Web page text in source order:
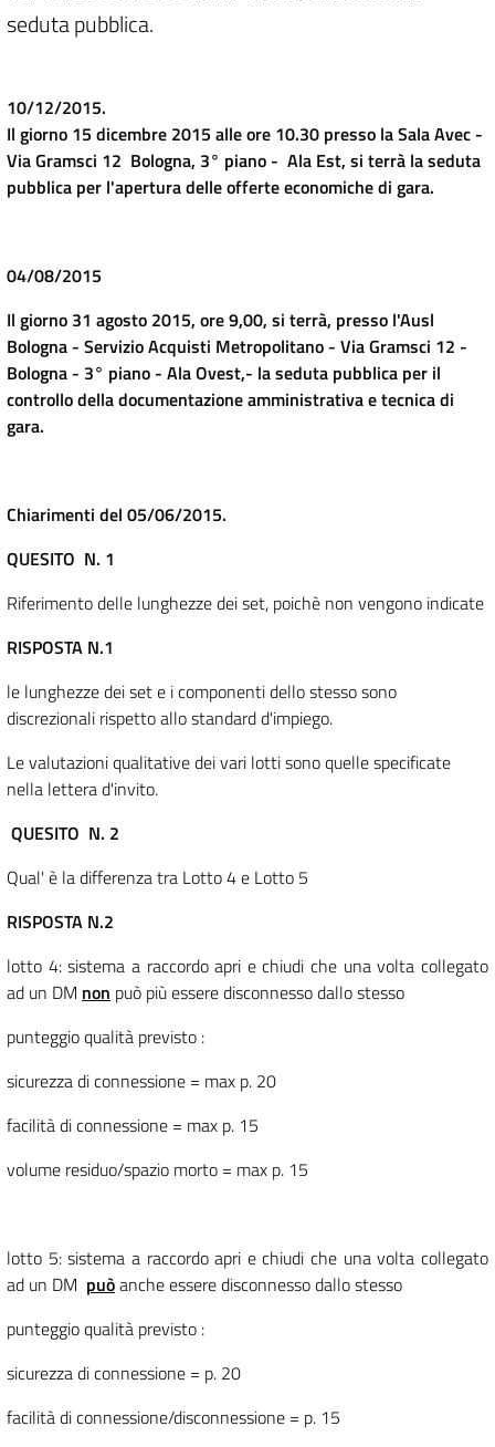
seduta pubblica.
10/12/2015.
Il giorno 15 dicembre 2015 alle ore 10.30 presso la Sala Avec -
Via Gramsci 12 Bologna, 3° piano - Ala Est, si terrà la seduta
pubblica per l'apertura delle offerte economiche di gara.
04/08/2015
Il giorno 31 agosto 2015, ore 9,00, si terrà, presso l'Ausl
Bologna - Servizio Acquisti Metropolitano - Via Gramsci 12 -
Bologna - 3° piano - Ala Ovest,- la seduta pubblica per il
controllo della documentazione amministrativa e tecnica di
gara.
Chiarimenti del 05/06/2015.
QUESITO N. 1
Riferimento delle lunghezze dei set, poichè non vengono indicate
RISPOSTA N.1
le lunghezze dei set e i componenti dello stesso sono
discrezionali rispetto allo standard d'impiego.
Le valutazioni qualitative dei vari lotti sono quelle specificate
nella lettera d'invito.
QUESITO N. 2
Qual' è la differenza tra Lotto 4 e Lotto 5
RISPOSTA N.2
lotto 4: sistema a raccordo apri e chiudi che una volta collegato
ad un DM non può più essere disconnesso dallo stesso
punteggio qualità previsto :
sicurezza di connessione = max p. 20
facilità di connessione = max p. 15
volume residuo/spazio morto = max p. 15
lotto 5: sistema a raccordo apri e chiudi che una volta collegato
ad un DM puòanche essere disconnesso dallo stesso
punteggio qualità previsto :
sicurezza di connessione = p. 20
facilità di connessione/disconnessione = p. 15